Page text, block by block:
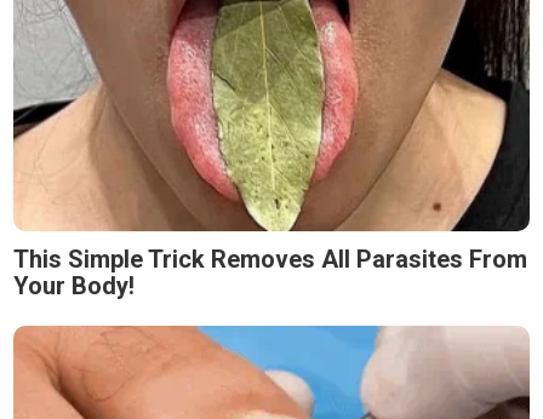
This Simple Trick Removes All Parasites From
Your Body!